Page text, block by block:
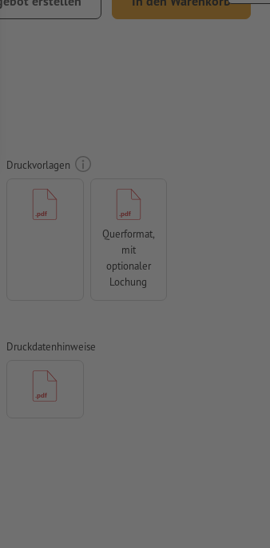
Druckvorlagen
Querformat,
mit
optionaler
Lochung
Druckdatenhinweise